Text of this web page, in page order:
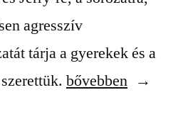
agresszív
tárja a gyerekek és a
“Vicces
bővebben